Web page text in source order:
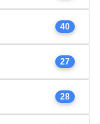
40
27
28